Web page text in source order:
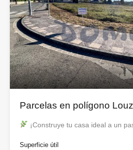
Parcelas en polígono
¡Construye tu casa ideal a un
Superficie útil